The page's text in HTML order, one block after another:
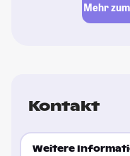
Mehr
Kontakt
Weitere